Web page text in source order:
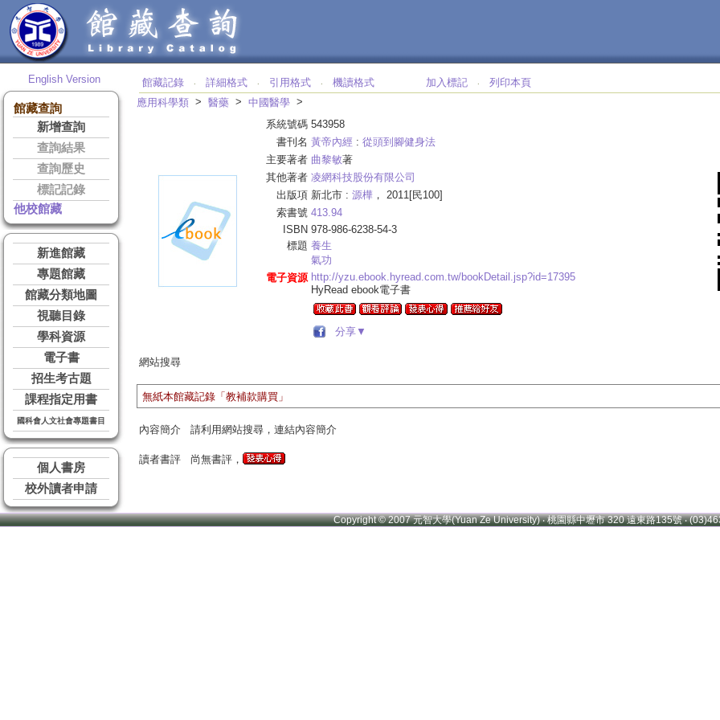
English Version
館藏查詢
新增查詢
查詢結果
查詢歷史
標記記錄
他校館藏
新進館藏
專題館藏
館藏分類地圖
視聽目錄
學科資源
電子書
招生考古題
課程指定用書
國科會人文社會專題書目
個人書房
校外讀者申請
館藏記錄 ‧ 詳細格式 ‧ 引用格式 ‧ 機讀格式 加入標記 ‧
列印本頁
應用科學類 > 醫藥 > 中國醫學 >
系統號碼 543958
書刊名 黃帝內經 : 從頭到腳健身法
主要著者 曲黎敏著
其他著者 凌網科技股份有限公司
出版項 新北市 : 源樺 ， 2011[民100]
索書號 413.94
ISBN 978-986-6238-54-3
標題 養生
氣功
電子資源 http://yzu.ebook.hyread.com.tw/bookDetail.jsp?id=17395
HyRead ebook電子書
分享▼
網站搜尋
無紙本館藏記錄「教補款購買」
內容簡介 請利用網站搜尋，連結內容簡介
讀者書評 尚無書評，
Copyright © 2007 元智大學(Yuan Ze University) ‧ 桃園縣中壢市 320 遠東路135號 ‧